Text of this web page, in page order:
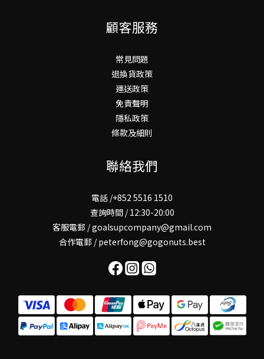
顧客服務
常見問題
退換貨政策
運送政策
免責聲明
隱私政策
條款及細則
聯絡我們
電話 /+852 5516 1510
查詢時間 / 12:30-20:00
客服電郵 / goalsupcompany@gmail.com
合作電郵 / peterfong@gogonuts.best